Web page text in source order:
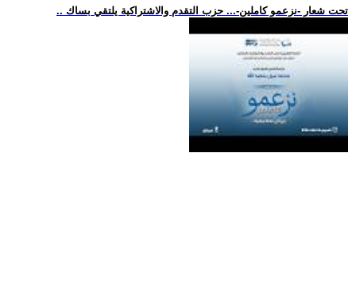
.. تحت شعار -نزعمو كاملين-... حزب التقدم والاشتراكية يلتقي بساك